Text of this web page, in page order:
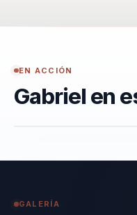
EN ACCIÓN
Gabriel en
GALERÍA